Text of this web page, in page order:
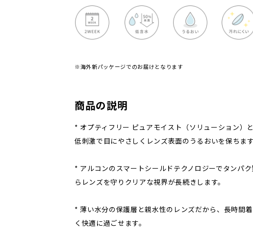
※海外新パッケージでのお届けとなります
商品の説明
* オプティフリー ピュアモイスト（ソリューション）
低刺激で目にやさしくレンズ表面のうるおいを保ちます
* アルコンのスマートシールドテクノロジーでタンパ
らレンズを守りクリアな視界が長続きします。
* 薄い水分の保護層と親水性のレンズだから、長時間
く快適に過ごせます。